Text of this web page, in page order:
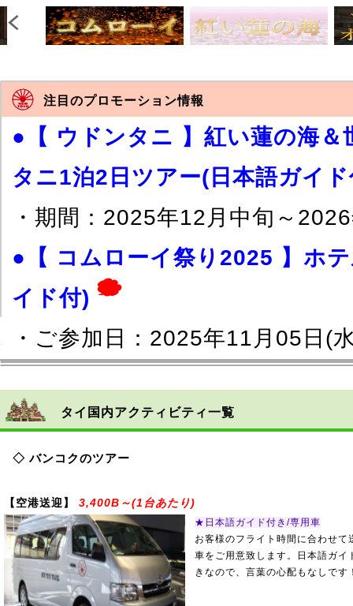
注目のプロモーション情報
●【 ウドンタニ 】紅い蓮の海
タニ1泊2日ツアー(日本語ガイ
・期間：2025年12月中旬～
●【 コムローイ祭り2025 】ホ
イド付)
・ご参加日：2025年11月05日(
●【 ステイケーション 】マン
B～(1泊あたり)
●【 ステイケーション 】カペラ
●【 ステイケーション 】フォ
あたり)
タイ国内旅行海外旅行
タイ国内アクティビティ一覧
◇ バンコクのツアー
【空港送迎】 3,400B～(1台あたり)
★日本語ガイド付き/専用車
お客様のフライト時間に合わせて
車をご用意致します。日本語ガイ
きなので、言葉の心配もなしです